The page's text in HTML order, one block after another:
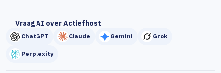
Vraag AI over Actiefhost
ChatGPT Claude Gemini Grok
Perplexity